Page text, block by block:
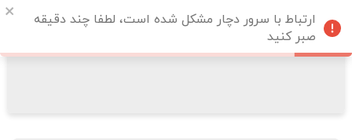
ارتباط با سرور دچار مشکل شده است، لطفا چند دقیقه
صبر کنید